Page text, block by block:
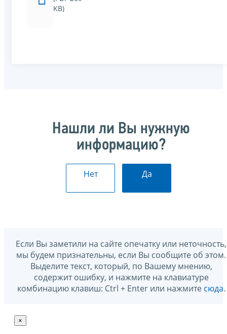
KB)
Нашли ли Вы нужную
информацию?
Нет Да
Если Вы заметили на сайте опечатку или неточность,
мы будем признательны, если Вы сообщите об этом.
Выделите текст, который, по Вашему мнению,
содержит ошибку, и нажмите на клавиатуре
комбинацию клавиш: Ctrl + Enter или нажмите сюда.
×